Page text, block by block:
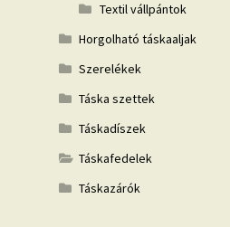
Textil vállpántok
Horgolható táskaaljak
Szerelékek
Táska szettek
Táskadíszek
Táskafedelek
Táskazárók